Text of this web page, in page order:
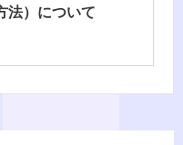
法）について